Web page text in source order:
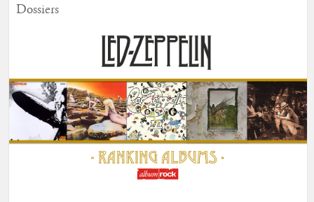
Dossiers